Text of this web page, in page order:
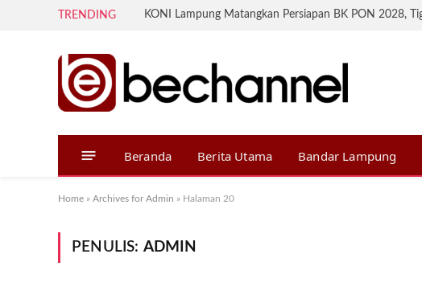
TRENDING
Beranda Berita Utama Bandar Lampung
Home » Archives for Admin » Halaman 20
PENULIS: ADMIN